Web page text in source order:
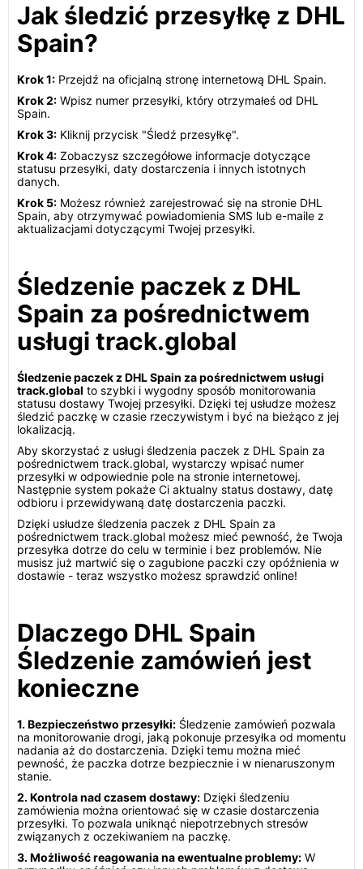
Jak śledzić przesyłkę z DHL
Spain?
Krok 1: Przejdź na oficjalną stronę internetową DHL Spain.
Krok 2: Wpisz numer przesyłki, który otrzymałeś od DHL
Spain.
Krok 3: Kliknij przycisk "Śledź przesyłkę".
Krok 4: Zobaczysz szczegółowe informacje dotyczące
statusu przesyłki, daty dostarczenia i innych istotnych
danych.
Krok 5: Możesz również zarejestrować się na stronie DHL
Spain, aby otrzymywać powiadomienia SMS lub e-maile z
aktualizacjami dotyczącymi Twojej przesyłki.
Śledzenie paczek z DHL
Spain za pośrednictwem
usługi track.global
Śledzenie paczek z DHL Spain za pośrednictwem usługi
track.global to szybki i wygodny sposób monitorowania
statusu dostawy Twojej przesyłki. Dzięki tej usłudze możesz
śledzić paczkę w czasie rzeczywistym i być na bieżąco z jej
lokalizacją.
Aby skorzystać z usługi śledzenia paczek z DHL Spain za
pośrednictwem track.global, wystarczy wpisać numer
przesyłki w odpowiednie pole na stronie internetowej.
Następnie system pokaże Ci aktualny status dostawy, datę
odbioru i przewidywaną datę dostarczenia paczki.
Dzięki usłudze śledzenia paczek z DHL Spain za
pośrednictwem track.global możesz mieć pewność, że Twoja
przesyłka dotrze do celu w terminie i bez problemów. Nie
musisz już martwić się o zagubione paczki czy opóźnienia w
dostawie - teraz wszystko możesz sprawdzić online!
Dlaczego DHL Spain
Śledzenie zamówień jest
konieczne
1. Bezpieczeństwo przesyłki: Śledzenie zamówień pozwala
na monitorowanie drogi, jaką pokonuje przesyłka od momentu
nadania aż do dostarczenia. Dzięki temu można mieć
pewność, że paczka dotrze bezpiecznie i w nienaruszonym
stanie.
2. Kontrola nad czasem dostawy: Dzięki śledzeniu
zamówienia można orientować się w czasie dostarczenia
przesyłki. To pozwala uniknąć niepotrzebnych stresów
związanych z oczekiwaniem na paczkę.
3. Możliwość reagowania na ewentualne problemy: W